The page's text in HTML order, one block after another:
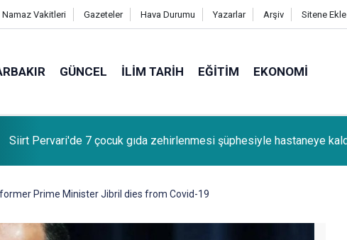
Namaz Vakitleri Gazeteler Hava Durumu Yazarlar Arşiv Sitene Ekle
GÜNCEL İLIM TARIH EĞITIM EKONOMI
Diyarbakır'da canlı müzik yapan işletmelere izin belgesi uyarısı
former Prime Minister Jibril dies from Covid-19